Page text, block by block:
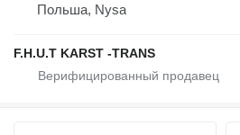
Польша, Nysa
F.H.U.T KARST -TRANS